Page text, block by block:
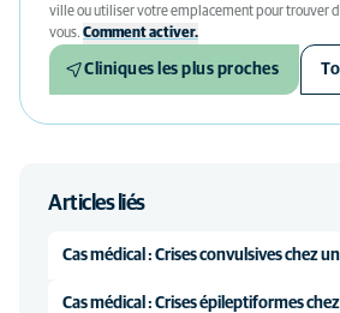
ville ou utiliser votre emplacement pour trouver
vous. Comment activer.
Cliniques les plus proches
Articles liés
Cas médical : Crises convulsives chez
Cas médical : Crises épileptiformes